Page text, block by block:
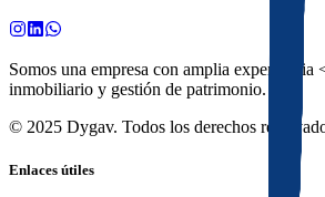
Somos una empresa con amplia experiencia
inmobiliario y gestión de patrimonio.
© 2025 Dygav. Todos los derechos
Enlaces útiles